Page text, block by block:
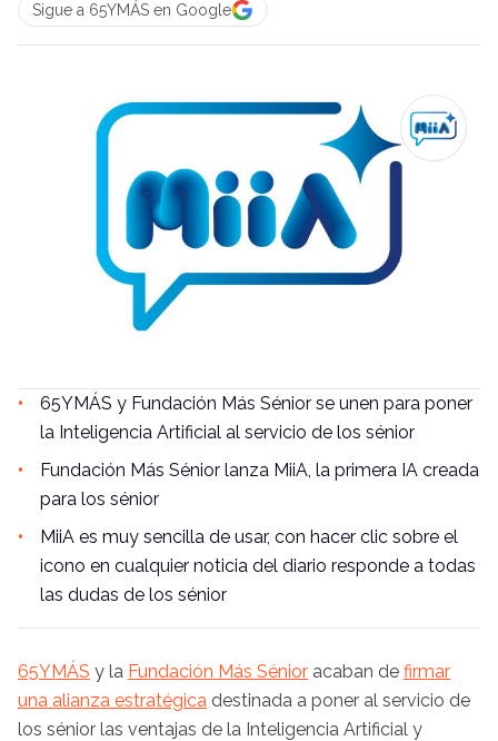
Sigue a 65YMÁS en Google
65YMÁS y Fundación Más Sénior se unen para poner
la Inteligencia Artificial al servicio de los sénior
Fundación Más Sénior lanza MiiA, la primera IA creada
para los sénior
MiiA es muy sencilla de usar, con hacer clic sobre el
icono en cualquier noticia del diario responde a todas
las dudas de los sénior
65YMÁS y la Fundación Más Sénior acaban de firmar
una alianza estratégica destinada a poner al servicio de
los sénior las ventajas de la Inteligencia Artificial y